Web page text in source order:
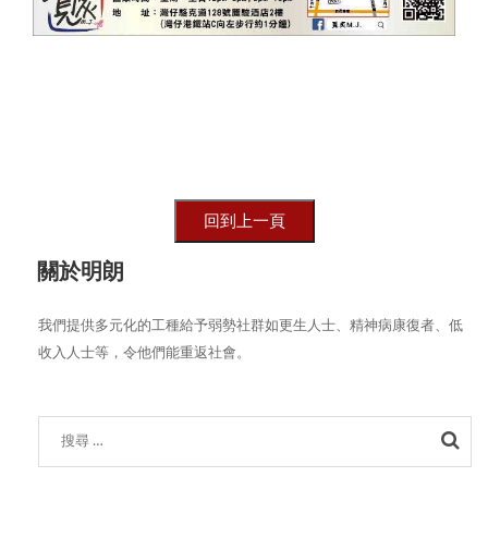
關於明朗
我們提供多元化的工種給予弱勢社群如更生人士、精神病康復者、低
收入人士等，令他們能重返社會。